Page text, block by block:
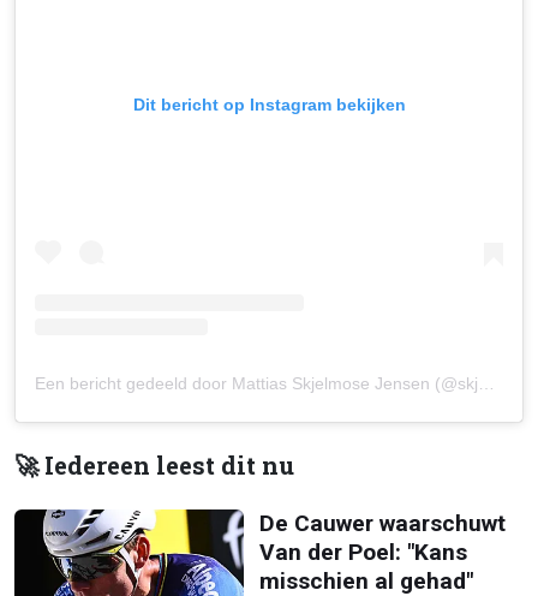
Dit bericht op Instagram bekijken
🚀 Iedereen leest dit nu
De Cauwer waarschuwt
Van der Poel: "Kans
misschien al gehad"